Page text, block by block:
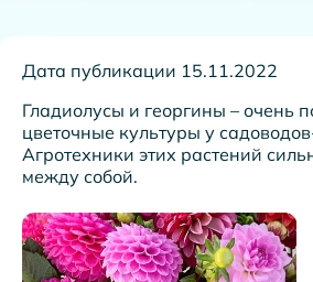
Дата публикации 15.11.2022
Гладиолусы и георгины – очень
цветочные культуры у
Агротехники этих растений
между собой.